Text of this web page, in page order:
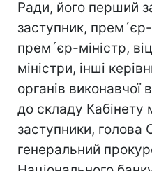
Ради, його перший
заступник,
прем´єр-міністр,
міністри, інші
органів виконавчої
до складу Кабінету
заступники, голова
генеральний